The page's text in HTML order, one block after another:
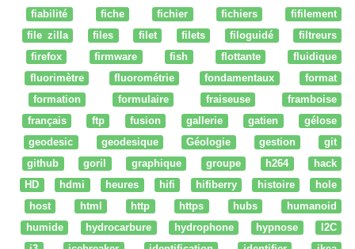
fiabilité
fiche fichier fichiers
fifilement
file zilla
files filet filets filoguidé
filtreurs
firefox
firmware fish flottante
fluidique
fluorimètre
fluorométrie fondamentaux
format
formation
formulaire fraiseuse
framboise
français
ftp fusion gallerie gatien
gélose
geodesic
geodesique Géologie gestion
git
github
goril graphique groupe h264
hack
HD
hdmi heures hifi hifiberry histoire
hole
host
html http https hubs
humanoid
humide
hydrocarbure hydrophone hypnose
I2C